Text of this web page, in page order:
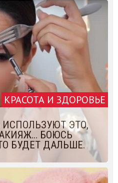
КРАСОТА И ЗДОРОВЬЕ
ИСПОЛЬЗУЮТ ЭТО,
БОЮСЬ
БУДЕТ ДАЛЬШЕ.